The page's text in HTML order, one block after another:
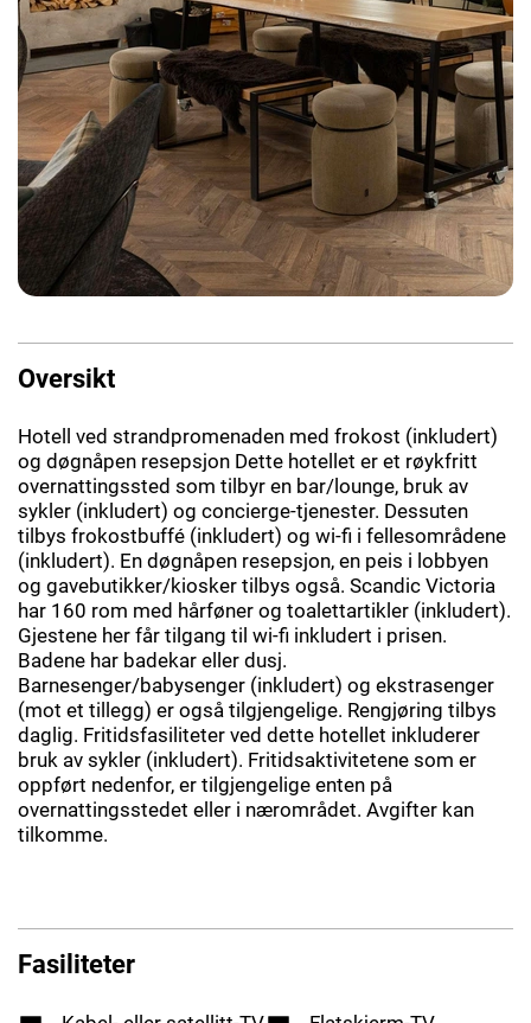
Oversikt
Hotell ved strandpromenaden med frokost (inkludert)
og døgnåpen resepsjon Dette hotellet er et røykfritt
overnattingssted som tilbyr en bar/lounge, bruk av
sykler (inkludert) og concierge-tjenester. Dessuten
tilbys frokostbuffé (inkludert) og wi-fi i fellesområdene
(inkludert). En døgnåpen resepsjon, en peis i lobbyen
og gavebutikker/kiosker tilbys også. Scandic Victoria
har 160 rom med hårføner og toalettartikler (inkludert).
Gjestene her får tilgang til wi-fi inkludert i prisen.
Badene har badekar eller dusj.
Barnesenger/babysenger (inkludert) og ekstrasenger
(mot et tillegg) er også tilgjengelige. Rengjøring tilbys
daglig. Fritidsfasiliteter ved dette hotellet inkluderer
bruk av sykler (inkludert). Fritidsaktivitetene som er
oppført nedenfor, er tilgjengelige enten på
overnattingsstedet eller i nærområdet. Avgifter kan
tilkomme.
Fasiliteter